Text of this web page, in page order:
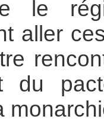
le
aller
du